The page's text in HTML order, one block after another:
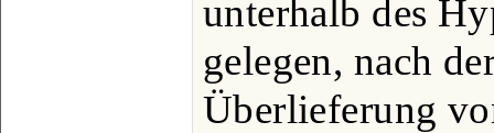
unterhalb des
gelegen, nach
Überlieferung